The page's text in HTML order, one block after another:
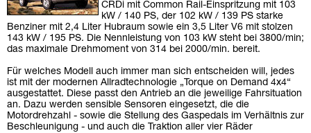
CRDi mit Common Rail-Einspritzung mit 103
kW / 140 PS, der 102 kW / 139 PS starke
Benziner mit 2,4 Liter Hubraum sowie ein 3,5 Liter V6 mit stolzen
143 kW / 195 PS. Die Nennleistung von 103 kW steht bei 3800/min;
das maximale Drehmoment von 314 bei 2000/min. bereit.
Für welches Modell auch immer man sich entscheiden will, jedes
ist mit der modernen Allradtechnologie „Torque on Demand 4x4“
ausgestattet. Diese passt den Antrieb an die jeweilige Fahrsituation
an. Dazu werden sensible Sensoren eingesetzt, die die
Motordrehzahl - sowie die Stellung des Gaspedals im Verhältnis zur
Beschleunigung - und auch die Traktion aller vier Räder